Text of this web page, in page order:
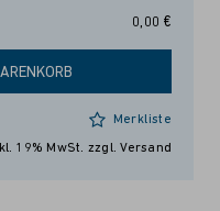
0,00 €
Merkliste
19% MwSt. zzgl. Versand